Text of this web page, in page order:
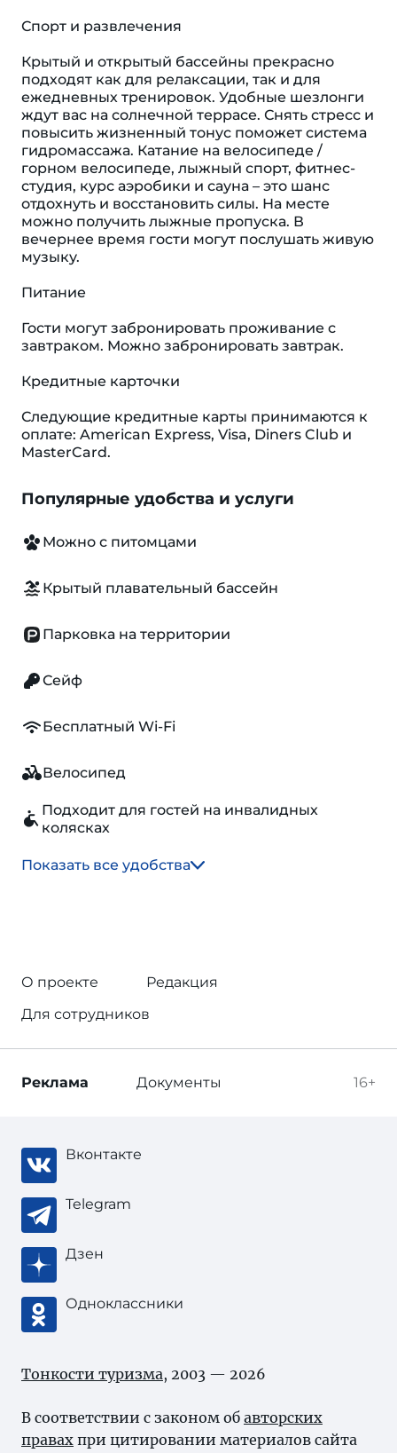
Спорт и развлечения
Крытый и открытый бассейны прекрасно
подходят как для релаксации, так и для
ежедневных тренировок. Удобные шезлонги
ждут вас на солнечной террасе. Снять стресс и
повысить жизненный тонус поможет система
гидромассажа. Катание на велосипеде /
горном велосипеде, лыжный спорт, фитнес-
студия, курс аэробики и сауна – это шанс
отдохнуть и восстановить силы. На месте
можно получить лыжные пропуска. В
вечернее время гости могут послушать живую
музыку.
Питание
Гости могут забронировать проживание с
завтраком. Можно забронировать завтрак.
Кредитные карточки
Следующие кредитные карты принимаются к
оплате: American Express, Visa, Diners Club и
MasterCard.
Популярные удобства и услуги
Можно с питомцами
Крытый плавательный бассейн
Парковка на территории
Сейф
Бесплатный Wi-Fi
Велосипед
Подходит для гостей на инвалидных
колясках
Показать все удобства
О проекте
Редакция
Для сотрудников
16+
Реклама Документы
Вконтакте
Telegram
Дзен
Одноклассники
Тонкости туризма, 2003 — 2026
В соответствии с законом об авторских
правах при цитировании материалов сайта